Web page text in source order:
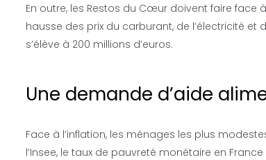
En outre, les Restos du Cœur doivent faire
hausse des prix du carburant, de l’électricité et
s’élève à 200 millions d’euros.
Une demande d’aide
Face à l’inflation, les ménages les plus
l’Insee, le taux de pauvreté monétaire en